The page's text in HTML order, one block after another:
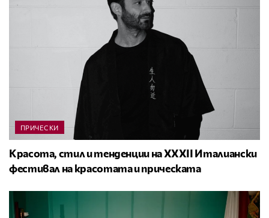
ПРИЧЕСКИ
Красота, стил и тенденции на XXXII Италиански
фестивал на красотата и прическата